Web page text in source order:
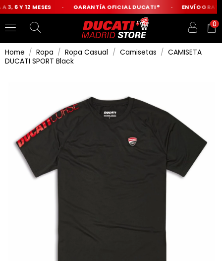
6 Y 12 MESES GARANTÍA OFICIAL DUCATI® ENVÍO
0
Home Ropa Ropa Casual Camisetas
CAMISETA
DUCATI SPORT Black